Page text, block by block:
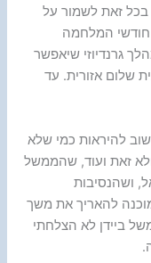
בכל זאת לשמור על
המלחמה
גרנדיוזי שיאפשר
שלום אזורית. עד
להיראות כמי שלא
זאת ועוד, שהממשל
ושהנסיבות
להאריך את משך
ביידן לא הצלחתי